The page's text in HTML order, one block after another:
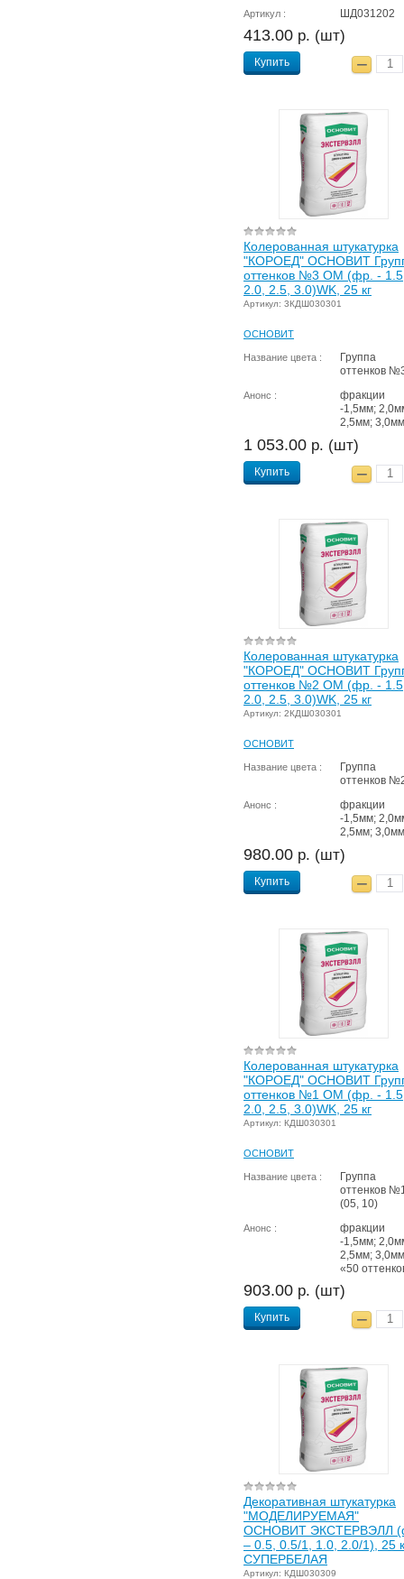
Артикул : ШД031202
413.00 р. (шт)
Купить
Колерованная штукатурка
"КОРОЕД" ОСНОВИТ
оттенков №3 OM (фр. -
2.0, 2.5, 3.0)WK, 25 кг
Артикул: 3КДШ030301
ОСНОВИТ
Название цвета :
Группа
оттенков
Анонс :
фракции
-1,5мм;
2,5мм; 3,0мм
1 053.00 р. (шт)
Купить
Колерованная штукатурка
"КОРОЕД" ОСНОВИТ
оттенков №2 OM (фр. -
2.0, 2.5, 3.0)WK, 25 кг
Артикул: 2КДШ030301
ОСНОВИТ
Название цвета :
Группа
оттенков
Анонс :
фракции
-1,5мм;
2,5мм; 3,0мм
980.00 р. (шт)
Купить
Колерованная штукатурка
"КОРОЕД" ОСНОВИТ
оттенков №1 OM (фр. -
2.0, 2.5, 3.0)WK, 25 кг
Артикул: КДШ030301
ОСНОВИТ
Название цвета :
Группа
оттенков
(05, 10)
Анонс :
фракции
-1,5мм;
2,5мм; 3,0мм
«50
903.00 р. (шт)
Купить
Декоративная штукатурка
"МОДЕЛИРУЕМАЯ"
ОСНОВИТ ЭКСТЕРВЭЛЛ
– 0.5, 0.5/1, 1.0, 2.0/1), 25
СУПЕРБЕЛАЯ
Артикул: КДШ030309